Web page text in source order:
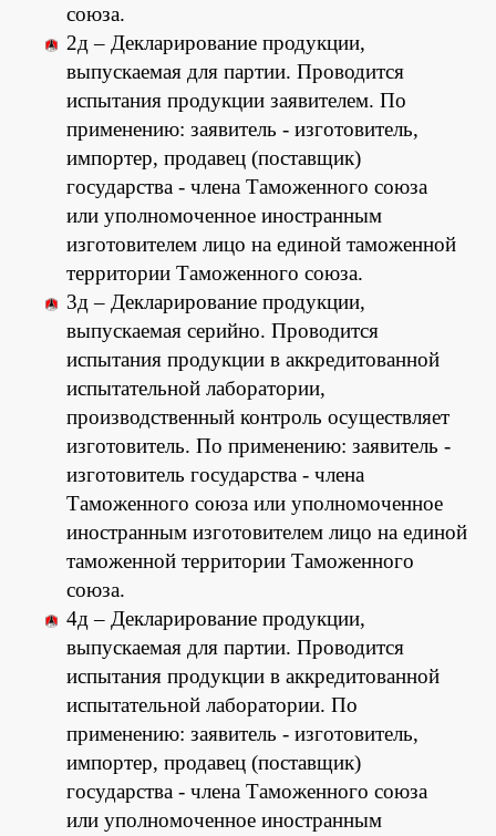
союза.
2д – Декларирование продукции,
выпускаемая для партии. Проводится
испытания продукции заявителем. По
применению: заявитель - изготовитель,
импортер, продавец (поставщик)
государства - члена Таможенного союза
или уполномоченное иностранным
изготовителем лицо на единой таможенной
территории Таможенного союза.
3д – Декларирование продукции,
выпускаемая серийно. Проводится
испытания продукции в аккредитованной
испытательной лаборатории,
производственный контроль осуществляет
изготовитель. По применению: заявитель -
изготовитель государства - члена
Таможенного союза или уполномоченное
иностранным изготовителем лицо на единой
таможенной территории Таможенного
союза.
4д – Декларирование продукции,
выпускаемая для партии. Проводится
испытания продукции в аккредитованной
испытательной лаборатории. По
применению: заявитель - изготовитель,
импортер, продавец (поставщик)
государства - члена Таможенного союза
или уполномоченное иностранным